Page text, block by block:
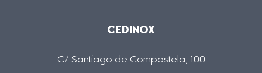
CEDINOX
C/ Santiago de Compostela, 100